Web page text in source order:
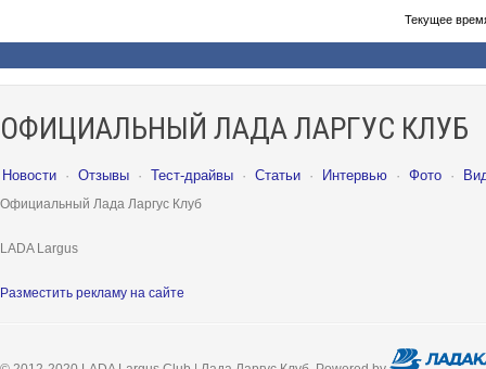
Текущее
ОФИЦИАЛЬНЫЙ ЛАДА ЛАРГУС КЛУБ
Новости · Отзывы · Тест-драйвы · Статьи · Интервью · Фото ·
Официальный Лада Ларгус Клуб
LADA Largus
Разместить рекламу на сайте